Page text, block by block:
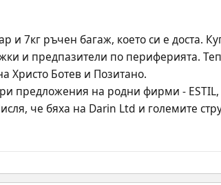
и 7кг ръчен багаж, което си е доста.
и предпазители по периферията.
Христо Ботев и Позитано.
предложения на родни фирми - ESTIL,
че бяха на Darin Ltd и големите